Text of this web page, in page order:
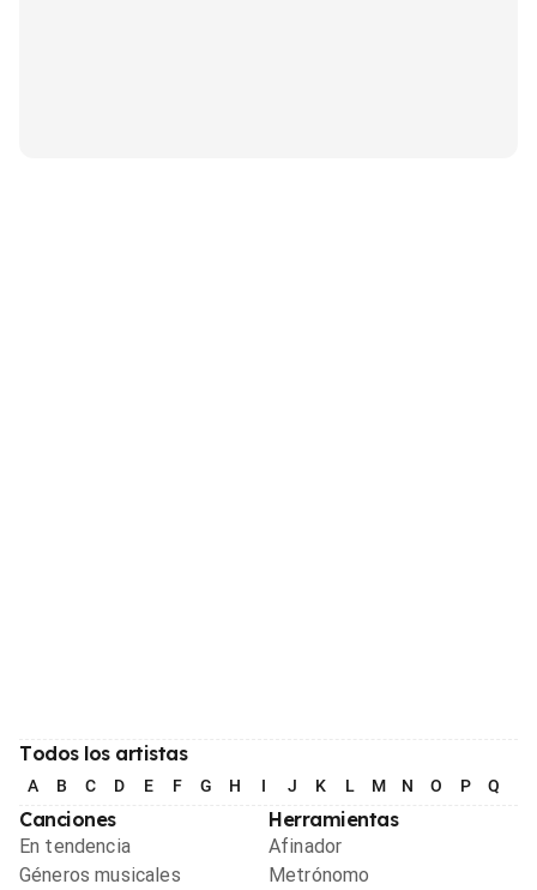
Todos los artistas
A B C D E F G H I J K L M N O P Q
Canciones
En tendencia
Géneros musicales
Herramientas
Afinador
Metrónomo